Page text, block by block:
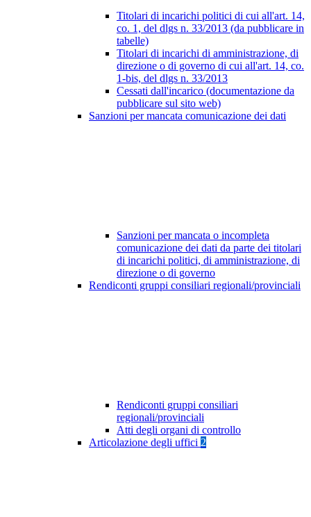
Titolari di incarichi politici di cui all'art. 14,
co. 1, del dlgs n. 33/2013 (da pubblicare in
tabelle)
Titolari di incarichi di amministrazione, di
direzione o di governo di cui all'art. 14, co.
1-bis, del dlgs n. 33/2013
Cessati dall'incarico (documentazione da
pubblicare sul sito web)
Sanzioni per mancata comunicazione dei dati
Sanzioni per mancata o incompleta
comunicazione dei dati da parte dei titolari
di incarichi politici, di amministrazione, di
direzione o di governo
Rendiconti gruppi consiliari regionali/provinciali
Rendiconti gruppi consiliari
regionali/provinciali
Atti degli organi di controllo
Articolazione degli uffici 2